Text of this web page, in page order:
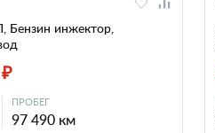
Бензин инжектор,
ПРОБЕГ
97 490 км